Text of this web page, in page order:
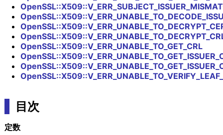
OpenSSL::X509::V_ERR_UNABLE_TO_GET_CRL
目次
定数